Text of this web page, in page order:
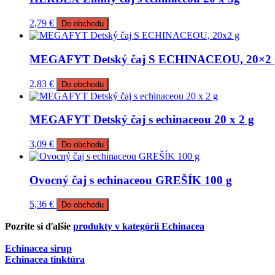
2,79 € Do obchodu
MEGAFYT Detský čaj S ECHINACEOU, 20×2
2,83 € Do obchodu
MEGAFYT Detský čaj s echinaceou 20 x 2 g
3,09 € Do obchodu
Ovocný čaj s echinaceou GREŠÍK 100 g
5,36 € Do obchodu
Pozrite si ďalšie produkty v kategórii Echinacea
Echinacea sirup
Echinacea tinktúra